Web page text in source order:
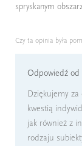
spryskanym
Czy ta opinia była
Odpowiedź od
Dziękujemy za
kwestią
jak również z
rodzaju